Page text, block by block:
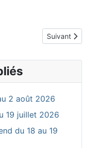
dans Vélo Vert
Article
Suivant
2 août 2026
19 juillet 2026
du 18 au 19